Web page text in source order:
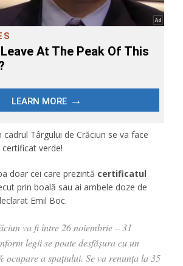
Târgului de Crăciun se va face
verde!
doar cei care prezintă certificatul
prin boală sau ai ambele doze de
Emil Boc.
va fi între 26 noiembrie – 31
legii se poate desfășura cu un
ocupare a spațiului. Se va renunța la 35